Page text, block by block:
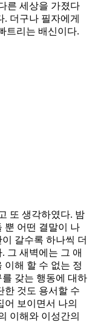
른 세상을 가졌다
더구나 필자에게
트리는 배신이다.
또 생각하였다. 밤
뿐 어떤 결말이 나
갈수록 하나씩 더
그 새벽에는 그 애
이해 할 수 없는 정
갖는 행동에 대하
한 것도 용서할 수
어 보이면서 나의
이해와 이성간의